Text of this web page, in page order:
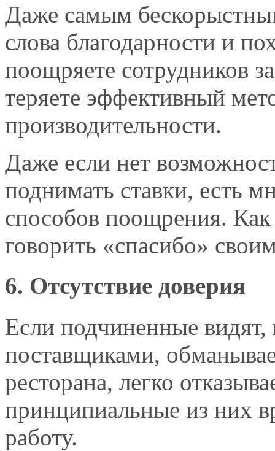
Даже самым
слова благодарности и
поощряете сотрудников
теряете эффективный
производительности.
Даже если нет
поднимать ставки, есть
способов поощрения.
говорить «спасибо»
6. Отсутствие доверия
Если подчиненные видят,
поставщиками,
ресторана, легко
принципиальные из них
работу.